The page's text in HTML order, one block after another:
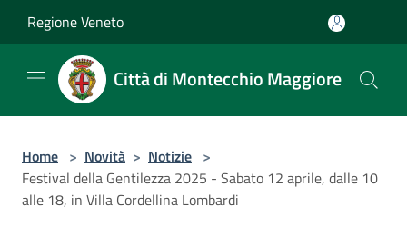
Regione Veneto
Città di Montecchio Maggiore
Home > Novità > Notizie >
Festival della Gentilezza 2025 - Sabato 12 aprile, dalle 10
alle 18, in Villa Cordellina Lombardi